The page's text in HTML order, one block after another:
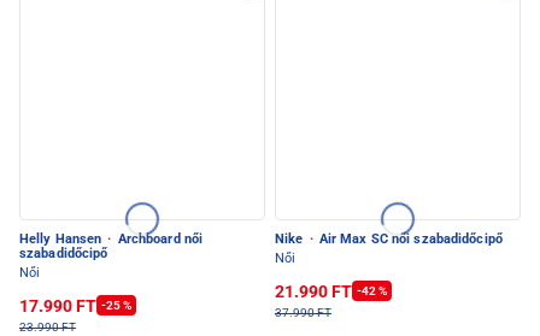
Helly Hansen · Archboard női
szabadidőcipő
Női
17.990 FT -25 %
23.990 FT
Nike · Air Max SC női szabadidőcipő
Női
21.990 FT -42 %
37.990 FT